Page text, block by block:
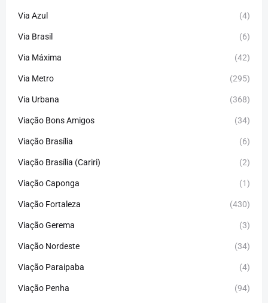
Via Azul (4)
Via Brasil (6)
Via Máxima (42)
Via Metro (295)
Via Urbana (368)
Viação Bons Amigos (34)
Viação Brasília (6)
Viação Brasília (Cariri) (2)
Viação Caponga (1)
Viação Fortaleza (430)
Viação Gerema (3)
Viação Nordeste (34)
Viação Paraipaba (4)
Viação Penha (94)